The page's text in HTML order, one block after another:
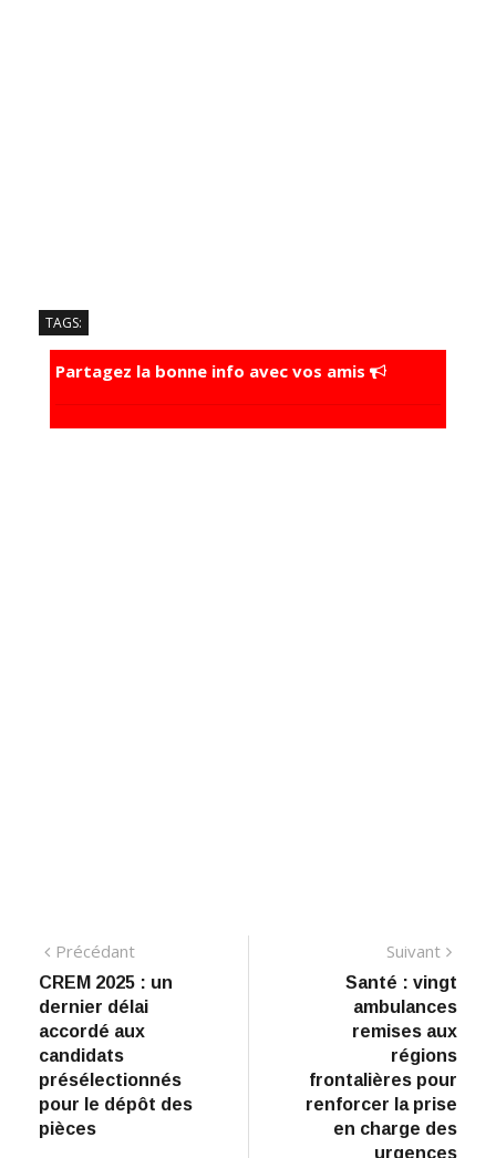
TAGS:
Partagez la bonne info avec vos amis
Navigation
de
l’article
PrécédantPrécédant:
CREM 2025 : un
dernier délai
accordé aux
candidats
présélectionnés
pour le dépôt des
pièces
Suivant
Santé : vingt
ambulances
remises aux
régions
frontalières pour
renforcer la prise
en charge des
urgences